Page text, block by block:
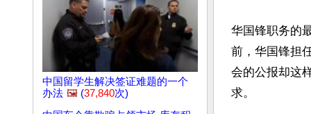
中国留学生解决签证难题的一个
办法 🖼️ (37,840次)
华国锋职务的
前，华国锋担
会的公报却这
求。